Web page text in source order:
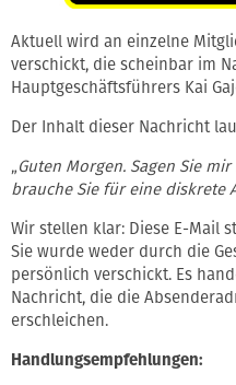
Aktuell wird an einzelne
verschickt, die scheinbar im
Hauptgeschäftsführers Kai
Der Inhalt dieser Nachricht
„Guten Morgen. Sagen Sie
brauche Sie für eine diskrete
Wir stellen klar: Diese E-Mail
Sie wurde weder durch die
persönlich verschickt. Es
Nachricht, die die
erschleichen.
Handlungsempfehlungen: